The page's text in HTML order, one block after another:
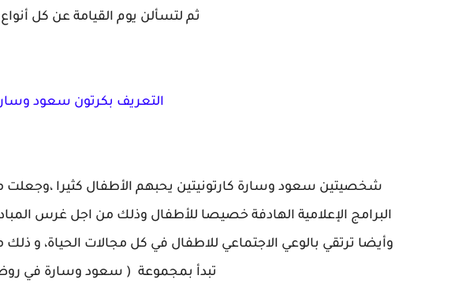
ثم لتسألن يوم القيامة عن كل
التعريف بكرتون سعود
شخصيتين سعود وسارة كارتونيتين يحبهم الأطفال كثيرا ،وجعلت
البرامج الإعلامية الهادفة خصيصا للأطفال وذلك من اجل غرس
وأيضا ترتقي بالوعي الاجتماعي للاطفال في كل مجالات الحياة، و
تبدأ بمجموعة ( سعود وسارة في